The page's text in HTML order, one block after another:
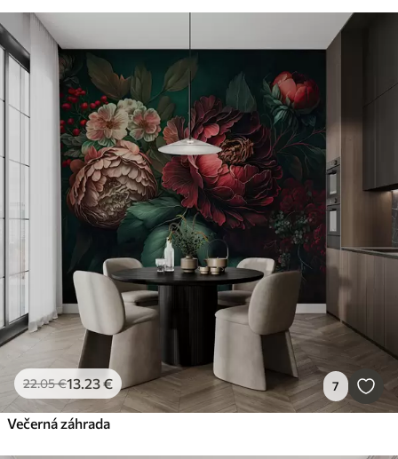
22.05€13.23€ 7
Večerná záhrada